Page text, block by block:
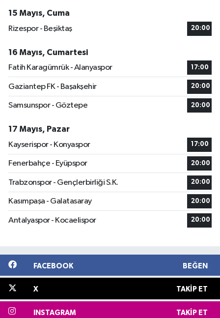
15 Mayıs, Cuma
Rizespor - Beşiktaş
20:00
16 Mayıs, Cumartesi
Fatih Karagümrük - Alanyaspor
17:00
Gaziantep FK - Başakşehir 20:00
Samsunspor - Göztepe 20:00
17 Mayıs, Pazar
Kayserispor - Konyaspor
17:00
Fenerbahçe - Eyüpspor 20:00
Trabzonspor - Gençlerbirliği S.K. 20:00
Kasımpaşa - Galatasaray 20:00
Antalyaspor - Kocaelispor 20:00
FACEBOOK BEĞEN
X TAKIP ET
INSTAGRAM TAKIP ET